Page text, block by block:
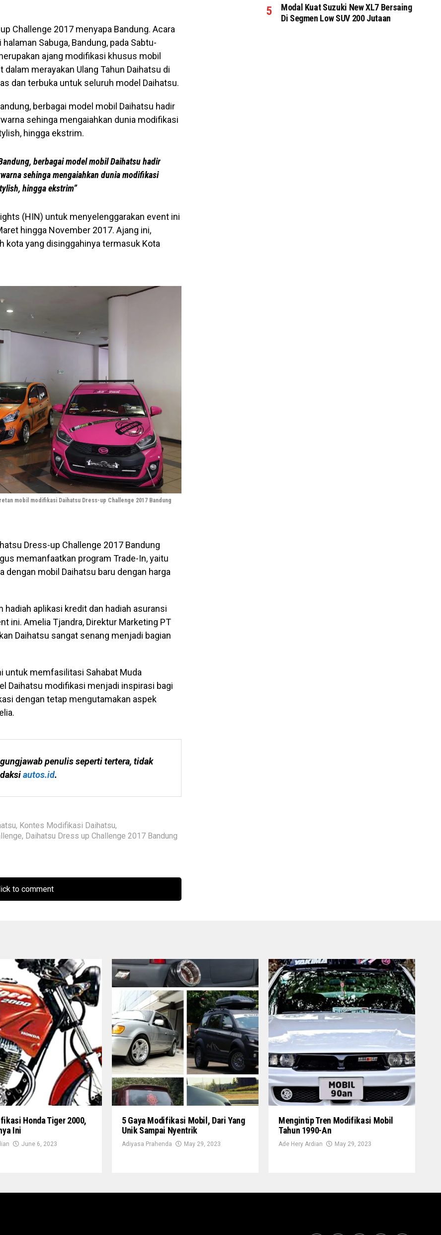
Challenge 2017 menyapa Bandung. Acara
Sabuga, Bandung, pada Sabtu-
ajang modifikasi khusus mobil
merayakan Ulang Tahun Daihatsu di
dan terbuka untuk seluruh model Daihatsu.
berbagai model mobil Daihatsu hadir
sehinga mengaiahkan dunia modifikasi
hingga ekstrim.
berbagai model mobil Daihatsu hadir
sehinga mengaiahkan dunia modifikasi
hingga ekstrim”
(HIN) untuk menyelenggarakan event ini
hingga November 2017. Ajang ini,
kota yang disinggahinya termasuk Kota
mobil modifikasi Daihatsu Dress-up Challenge 2017 Bandung
Dress-up Challenge 2017 Bandung
memanfaatkan program Trade-In, yaitu
dengan mobil Daihatsu baru dengan harga
aplikasi kredit dan hadiah asuransi
ini. Amelia Tjandra, Direktur Marketing PT
Daihatsu sangat senang menjadi bagian
untuk memfasilitasi Sahabat Muda
Daihatsu modifikasi menjadi inspirasi bagi
dengan tetap mengutamakan aspek
penulis seperti tertera, tidak
autos.id.
, Kontes Modifikasi Daihatsu,
, Daihatsu Dress up Challenge 2017 Bandung
to comment
Modal Kuat Suzuki New XL7 Bersaing
Di Segmen Low SUV 200 Jutaan
Honda Tiger 2000,
Ini
June 6, 2023
5 Gaya Modifikasi Mobil, Dari Yang
Unik Sampai Nyentrik
Adiyasa Prahenda May 29, 2023
Mengintip Tren Modifikasi Mobil
Tahun 1990-An
Ade Hery Ardian May 29, 2023